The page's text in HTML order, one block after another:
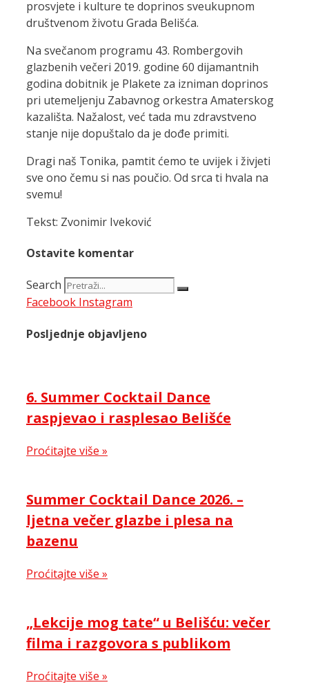
prosvjete i kulture te doprinos sveukupnom
društvenom životu Grada Belišća.
Na svečanom programu 43. Rombergovih
glazbenih večeri 2019. godine 60 dijamantnih
godina dobitnik je Plakete za izniman doprinos
pri utemeljenju Zabavnog orkestra Amaterskog
kazališta. Nažalost, već tada mu zdravstveno
stanje nije dopuštalo da je dođe primiti.
Dragi naš Tonika, pamtit ćemo te uvijek i živjeti
sve ono čemu si nas poučio. Od srca ti hvala na
svemu!
Tekst: Zvonimir Iveković
Ostavite komentar
Search
Facebook Instagram
Posljednje objavljeno
6. Summer Cocktail Dance
raspjevao i rasplesao Belišće
Proćitajte više »
Summer Cocktail Dance 2026. –
ljetna večer glazbe i plesa na
bazenu
Proćitajte više »
„Lekcije mog tate“ u Belišću: večer
filma i razgovora s publikom
Proćitajte više »